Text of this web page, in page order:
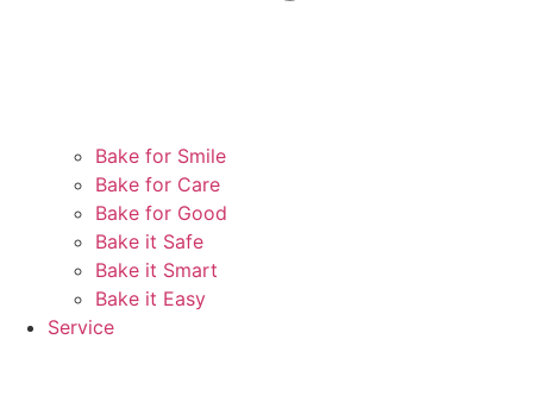
Bake for Smile
Bake for Care
Bake for Good
Bake it Safe
Bake it Smart
Bake it Easy
Service